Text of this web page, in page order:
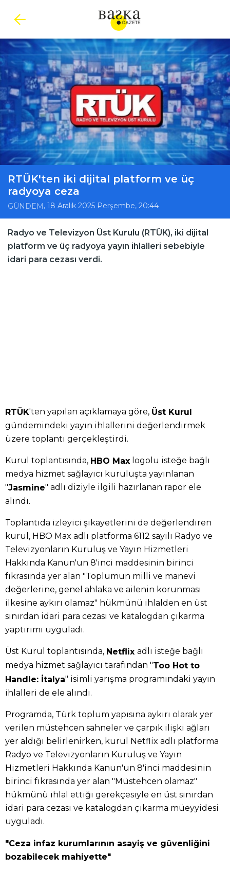
RTÜK'ten iki dijital platform ve üç
radyoya ceza
GÜNDEM, 18 Aralık 2025 Perşembe, 20:44
Radyo ve Televizyon Üst Kurulu (RTÜK), iki dijital
platform ve üç radyoya yayın ihlalleri sebebiyle
idari para cezası verdi.
RTÜK'ten yapılan açıklamaya göre, Üst Kurul
gündemindeki yayın ihlallerini değerlendirmek
üzere toplantı gerçekleştirdi.
Kurul toplantısında, HBO Max logolu isteğe bağlı
medya hizmet sağlayıcı kuruluşta yayınlanan
"Jasmine" adlı diziyle ilgili hazırlanan rapor ele
alındı.
Toplantıda izleyici şikayetlerini de değerlendiren
kurul, HBO Max adlı platforma 6112 sayılı Radyo ve
Televizyonların Kuruluş ve Yayın Hizmetleri
Hakkında Kanun'un 8'inci maddesinin birinci
fıkrasında yer alan "Toplumun milli ve manevi
değerlerine, genel ahlaka ve ailenin korunması
ilkesine aykırı olamaz" hükmünü ihlalden en üst
sınırdan idari para cezası ve katalogdan çıkarma
yaptırımı uyguladı.
Üst Kurul toplantısında, Netflix adlı isteğe bağlı
medya hizmet sağlayıcı tarafından "Too Hot to
Handle: İtalya" isimli yarışma programındaki yayın
ihlalleri de ele alındı.
Programda, Türk toplum yapısına aykırı olarak yer
verilen müstehcen sahneler ve çarpık ilişki ağları
yer aldığı belirlenirken, kurul Netflix adlı platforma
Radyo ve Televizyonların Kuruluş ve Yayın
Hizmetleri Hakkında Kanun'un 8'inci maddesinin
birinci fıkrasında yer alan "Müstehcen olamaz"
hükmünü ihlal ettiği gerekçesiyle en üst sınırdan
idari para cezası ve katalogdan çıkarma müeyyidesi
uyguladı.
"Ceza infaz kurumlarının asayiş ve güvenliğini
bozabilecek mahiyette"